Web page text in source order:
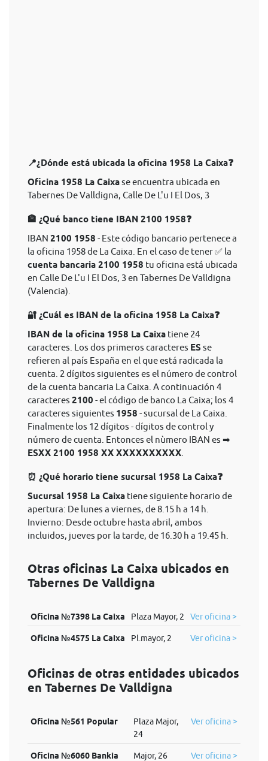
📍¿Dónde está ubicada la oficina 1958 La Caixa❓
Oficina 1958 La Caixase encuentra ubicada en
Tabernes De Valldigna, Calle De L'u I El Dos, 3
🏦 ¿Qué banco tiene IBAN 2100 1958❓
IBAN 2100 1958 - Este código bancario pertenece a
la oficina 1958 de La Caixa. En el caso de tener ✅ la
cuenta bancaria 2100 1958 tu oficina está ubicada
en Calle De L'u I El Dos, 3 en Tabernes De Valldigna
(Valencia).
🔐 ¿Cuál es IBAN de la oficina 1958 La Caixa❓
IBAN de la oficina 1958 La Caixa tiene 24
caracteres. Los dos primeros caracteres ES se
refieren al país España en el que está radicada la
cuenta. 2 dígitos siguientes es el número de control
de la cuenta bancaria La Caixa. A continuación 4
caracteres 2100 - el código de banco La Caixa; los 4
caracteres siguientes 1958 - sucursal de La Caixa.
Finalmente los 12 dígitos - dígitos de control y
número de cuenta. Entonces el nùmero IBAN es ➡
ESXX 2100 1958 XX XXXXXXXXXX
⏰ ¿Qué horario tiene sucursal 1958 La Caixa❓
Sucursal 1958 La Caixa tiene siguiente horario de
apertura: De lunes a viernes, de 8.15 h a 14 h.
Invierno: Desde octubre hasta abril, ambos
incluidos, jueves por la tarde, de 16.30 h a 19.45 h.
Otras oficinas La Caixa ubicados en
Tabernes De Valldigna
Oficina №7398 La Caixa Plaza Mayor, 2 Ver oficina >
Oficina №4575 La Caixa Pl.mayor, 2 Ver oficina >
Oficinas de otras entidades ubicados
en Tabernes De Valldigna
Oficina №561 Popular
Plaza Major,
24
Ver oficina >
Oficina №6060 Bankia Major, 26 Ver oficina >